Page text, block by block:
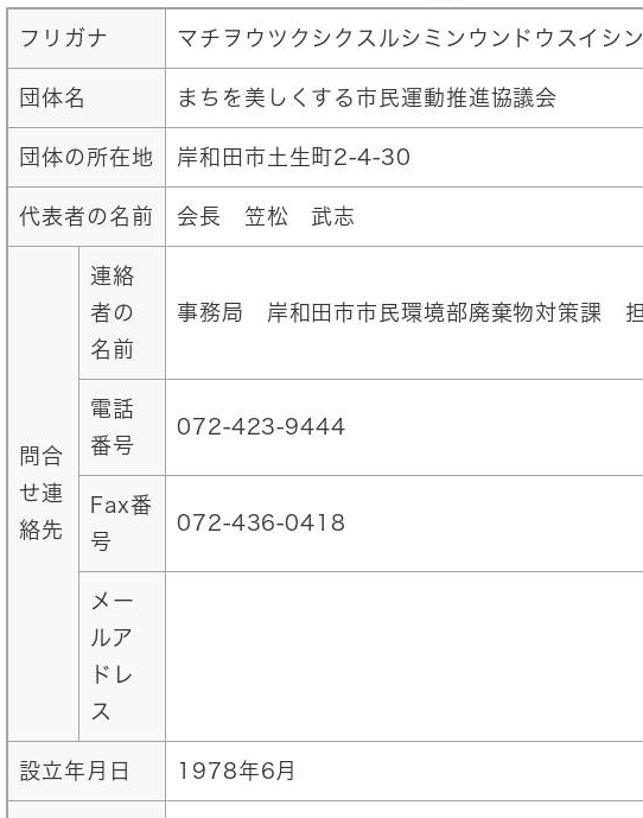
フリガナ マチヲウツクシクスルシミンウンドウスイシ
団体名 まちを美しくする市民運動推進協議会
団体の所在地 岸和田市土生町2-4-30
代表者の名前 会長 笠松 武志
問合
せ連
絡先
連絡
者の
名前
事務局 岸和田市市民環境部廃棄物対策課
電話
番号
072-423-9444
Fax番
号
072-436-0418
メー
ルア
ドレ
ス
設立年月日 1978年6月